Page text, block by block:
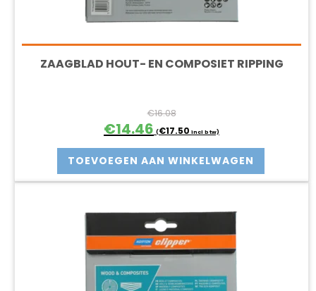
ZAAGBLAD HOUT- EN COMPOSIET RIPPING
€16.08
Oorspronkelijke
prijs
was:
€16.08.
€14.46 Huidige
prijs
is:
€14.46.
(€17.50 incl btw)
TOEVOEGEN AAN WINKELWAGEN